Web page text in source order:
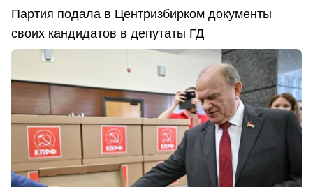
Партия подала в Центризбирком документы
своих кандидатов в депутаты ГД